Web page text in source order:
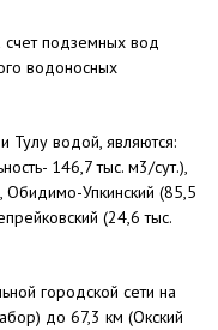
счет подземных вод
водоносных
водой, являются:
146,7 тыс. м3/сут.),
Обидимо-Упкинский (85,5
(24,6 тыс.
городской сети на
до 67,3 км (Окский